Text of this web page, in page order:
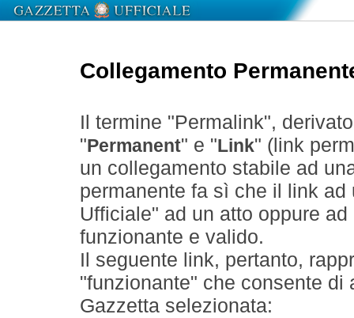
Collegamento
Il termine "Permalink",
" Permanent" e " Link" (link
un collegamento stabile ad
permanente fa sì che il link
Ufficiale" ad un atto oppure
funzionante e valido.
Il seguente link, pertanto,
"funzionante" che consente
Gazzetta selezionata: